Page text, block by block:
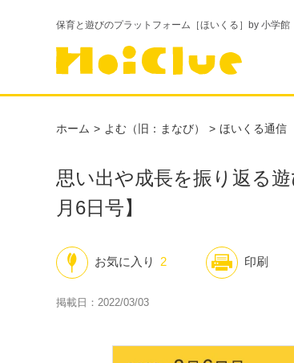
保育と遊びのプラットフォーム［ほいくる］by 小学館
ホーム よむ（旧：まなび） ほいくる通信
思い出や成長を振り返る
月6日号】
お気に入り 2 印刷
掲載日：2022/03/03